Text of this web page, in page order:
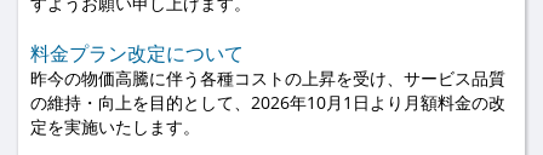
料金プラン改定について
昨今の物価高騰に伴う各種コストの上昇を受け、サービス品質
の維持・向上を目的として、2026年10月1日より月額料金の改
定を実施いたします。